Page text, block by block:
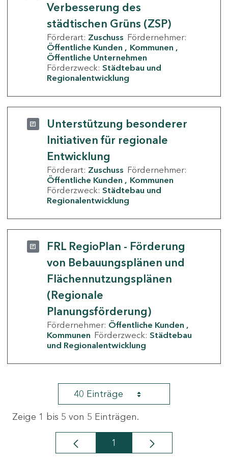
Verbesserung des
städtischen Grüns (ZSP)
Förderart: Zuschuss Fördernehmer:
Öffentliche Kunden
Kommunen
Öffentliche Unternehmen
Förderzweck: Städtebau und
Regionalentwicklung
Unterstützung besonderer
Initiativen für regionale
Entwicklung
Förderart: Zuschuss Fördernehmer:
Öffentliche Kunden
Kommunen
Förderzweck: Städtebau und
Regionalentwicklung
FRL RegioPlan - Förderung
von Bebauungsplänen und
Flächennutzungsplänen
(Regionale
Planungsförderung)
Fördernehmer: Öffentliche Kunden
Kommunen Förderzweck: Städtebau
und Regionalentwicklung
40 Einträge
Zeige 1 bis 5 von 5 Einträgen.
Seite
1